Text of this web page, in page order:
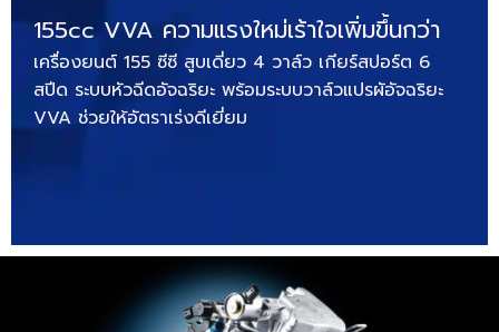
155cc VVA ความแรงใหม่เร้าใจเพิ่มขึ้นกว่า
เครื่องยนต์ 155 ซีซี สูบเดี่ยว 4 วาล์ว เกียร์สปอร์ต 6
สปีด ระบบหัวฉีดอัจฉริยะ พร้อมระบบวาล์วแปรผัอัจฉริยะ
VVA ช่วยให้อัตราเร่งดีเยี่ยม